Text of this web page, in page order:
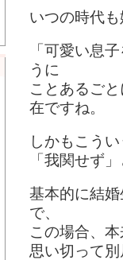
いつの時代
「可愛い息
うに
ことあるご
在ですね。
しかもこう
「我関せず
基本的に結
で、
この場合、
思い切って